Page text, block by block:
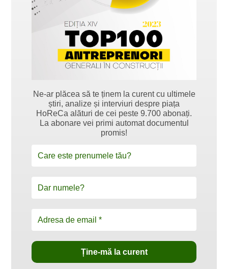
Ne-ar plăcea să te ținem la curent cu ultimele
știri, analize și interviuri despre piața
HoReCa alături de cei peste 9.700 abonați.
La abonare vei primi automat documentul
promis!